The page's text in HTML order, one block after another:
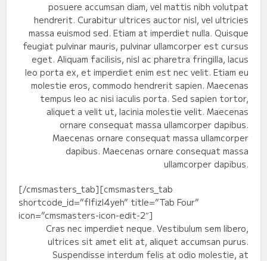
posuere accumsan diam, vel mattis nibh volutpat
hendrerit. Curabitur ultrices auctor nisl, vel ultricies
massa euismod sed. Etiam at imperdiet nulla. Quisque
feugiat pulvinar mauris, pulvinar ullamcorper est cursus
eget. Aliquam facilisis, nisl ac pharetra fringilla, lacus
leo porta ex, et imperdiet enim est nec velit. Etiam eu
molestie eros, commodo hendrerit sapien. Maecenas
tempus leo ac nisi iaculis porta. Sed sapien tortor,
aliquet a velit ut, lacinia molestie velit. Maecenas
ornare consequat massa ullamcorper dapibus.
Maecenas ornare consequat massa ullamcorper
dapibus. Maecenas ornare consequat massa
ullamcorper dapibus.
[/cmsmasters_tab][cmsmasters_tab
shortcode_id=”flfizl4yeh” title=”Tab Four”
icon=”cmsmasters-icon-edit-2″]
Cras nec imperdiet neque. Vestibulum sem libero,
ultrices sit amet elit at, aliquet accumsan purus.
Suspendisse interdum felis at odio molestie, at